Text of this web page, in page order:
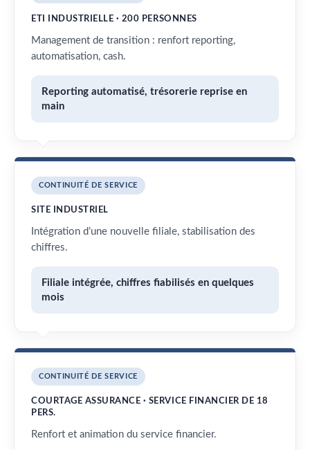
ETI INDUSTRIELLE · 200 PERSONNES
Management de transition : renfort reporting,
automatisation, cash.
Reporting automatisé, trésorerie reprise en
main
CONTINUITÉ DE SERVICE
SITE INDUSTRIEL
Intégration d’une nouvelle filiale, stabilisation des
chiffres.
Filiale intégrée, chiffres fiabilisés en quelques
mois
CONTINUITÉ DE SERVICE
COURTAGE ASSURANCE · SERVICE FINANCIER DE 18
PERS.
Renfort et animation du service financier.